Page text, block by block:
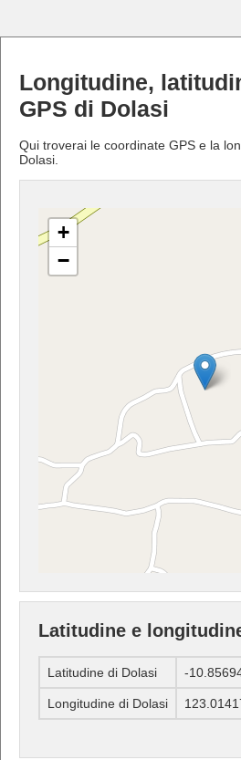
Longitudine,
GPS di Dolasi
Qui troverai le coordinate GPS e la
Dolasi.
+
−
Latitudine e
Latitudine di Dolasi -
Longitudine di Dolasi